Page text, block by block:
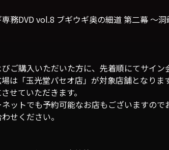
務DVD vol.8 ブギウギ奥の細道 第二幕 ～洞
ご購入いただいた方に、先着順にてサイ
は「玉光堂パセオ店」が対象店舗となりま
せていただきます。
ットでも予約可能なお店もございますので
せください。